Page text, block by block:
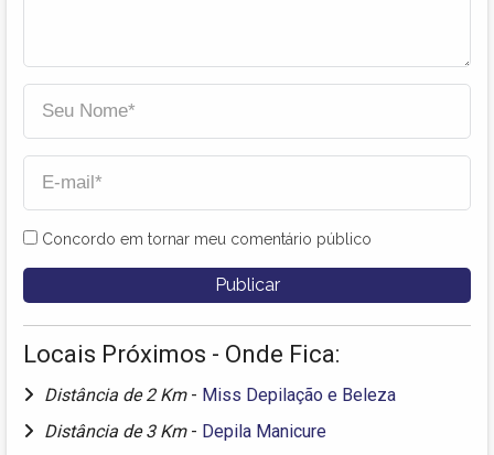
Concordo em tornar meu comentário público
Locais Próximos - Onde Fica:
Distância de 2 Km - Miss Depilação e Beleza
Distância de 3 Km - Depila Manicure